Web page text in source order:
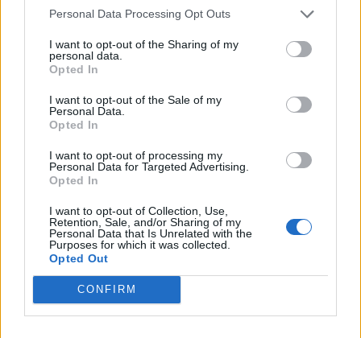
Personal Data Processing Opt Outs
I want to opt-out of the Sharing of my
personal data.
Opted In
I want to opt-out of the Sale of my
Personal Data.
Opted In
I want to opt-out of processing my
Personal Data for Targeted Advertising.
Opted In
I want to opt-out of Collection, Use,
Retention, Sale, and/or Sharing of my
Personal Data that Is Unrelated with the
Purposes for which it was collected.
Opted Out
CONFIRM
Ο Αντιδήμαρχος Τεχνικής Υπηρεσίας Γορτυνίας
Απόστολος Αποστολόπουλος συμμετείχε στο πάνελ
της Βυτίνας και ανέφερε: Τα Τοπικά Πολεοδομικά
Σχέδια αποτελούν μετεξέλιξη των παλιών Γενικών
Πολεοδομικών Σχεδίων (ΓΠΣ) και Σχεδίων Χωρικής
και Οικιστικής Οργάνωσης Ανοικτής Πόλης
(ΣΧΟΟΑΓΙ), με αντικείμενο τον στρατηγικό και
ρυθμιστικό σχεδιασμό, με ορίζοντα τα επόμενα 15
έτη, κατόπιν έγκρισης με Προεδρικό Διάταγμα. Τα
Τοπικά Πολεοδομικά Σχέδια (ΤΠΣ) διέπονται από
τις αρχές της βιώσιμης χωρικής ανάπτυξης, η